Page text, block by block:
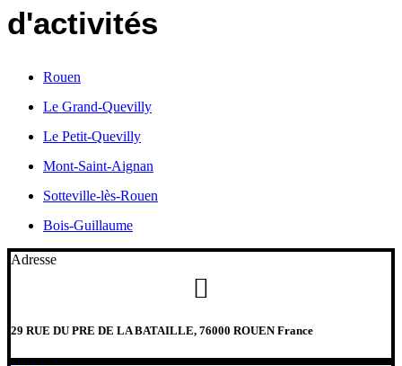
d'activités
Rouen
Le Grand-Quevilly
Le Petit-Quevilly
Mont-Saint-Aignan
Sotteville-lès-Rouen
Bois-Guillaume
Adresse
29 RUE DU PRE DE LA BATAILLE, 76000 ROUEN France